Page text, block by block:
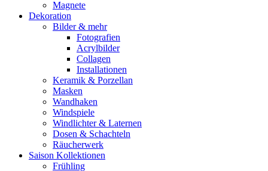
Magnete
Dekoration
Bilder & mehr
Fotografien
Acrylbilder
Collagen
Installationen
Keramik & Porzellan
Masken
Wandhaken
Windspiele
Windlichter & Laternen
Dosen & Schachteln
Räucherwerk
Saison Kollektionen
Frühling